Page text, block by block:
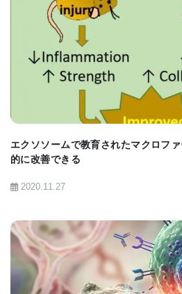
免疫システムは、さまざまな
し合う 複雑な防御システム で
と呼ばれる 白血球の一種 は、
令官（コマンダー） のような
ミハイ氏は、T細胞の成長と
遺伝子因子 を特定しました。
た場合には抑制する という重
「DNAやRNAレベルでT細胞
で、免疫システムを強化する
エクソソームで教育されたマクロフ
的に改善できる
2020.11.27